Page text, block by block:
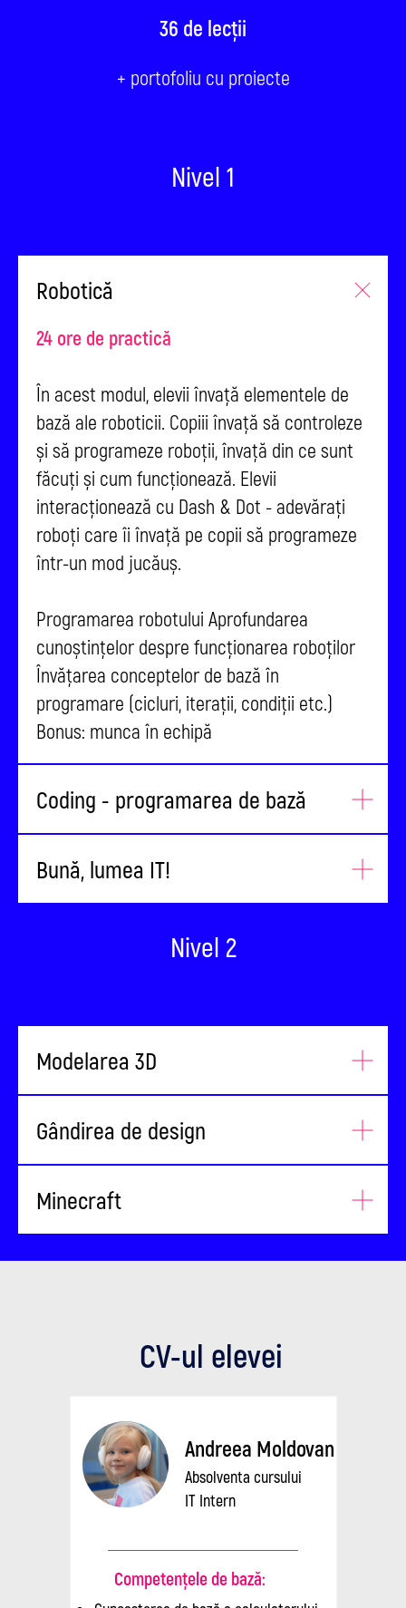
36 de lecții
+ portofoliu cu proiecte
Nivel 1
Robotică
24 ore de practică
În acest modul, elevii învață elementele de
bază ale roboticii. Copiii învață să controleze
și să programeze roboții, învață din ce sunt
făcuți și cum funcționează. Elevii
interacționează cu Dash & Dot - adevărați
roboți care îi învață pe copii să programeze
într-un mod jucăuș.
Programarea robotului Aprofundarea
cunoștințelor despre funcționarea roboților
Învățarea conceptelor de bază în
programare (cicluri, iterații, condiții etc.)
Bonus: munca în echipă
Coding - programarea de bază
Bună, lumea IT!
Nivel 2
Modelarea 3D
Gândirea de design
Minecraft
CV-ul elevei
Andreea Moldovan
Competențele de bază:
Absolventa cursului
IT Intern